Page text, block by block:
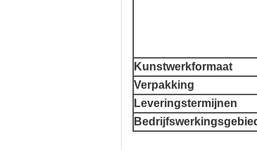
Kunstwerkformaat
Verpakking
Leveringstermijnen